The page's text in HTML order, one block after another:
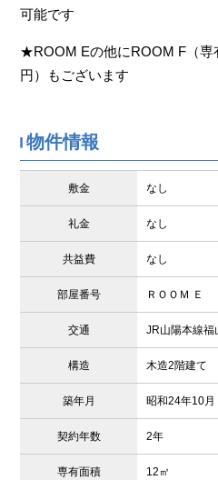
可能です
★ROOM Eの他にROOM F（
円）もございます
物件情報
敷金 なし
礼金 なし
共益費 なし
部屋番号 ＲＯＯＭ Ｅ
交通 JR山陽本線福
構造 木造2階建て
築年月 昭和24年10月
契約年数 2年
専有面積 12㎡